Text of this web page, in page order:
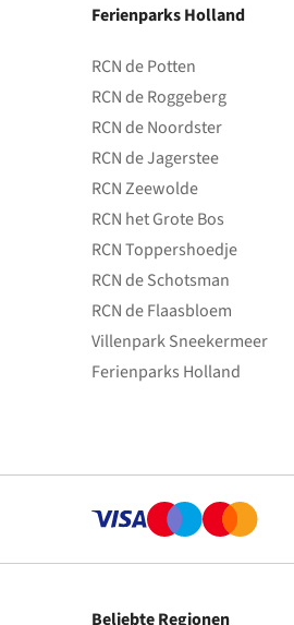
Ferienparks Holland
RCN de Potten
RCN de Roggeberg
RCN de Noordster
RCN de Jagerstee
RCN Zeewolde
RCN het Grote Bos
RCN Toppershoedje
RCN de Schotsman
RCN de Flaasbloem
Villenpark Sneekermeer
Ferienparks Holland
Beliebte Regionen